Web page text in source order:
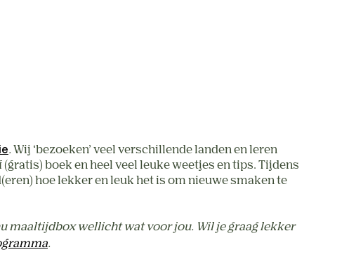
. Wij ‘bezoeken’ veel verschillende landen en leren
boek en heel veel leuke weetjes en tips. Tijdens
hoe lekker en leuk het is om nieuwe smaken te
maaltijdbox wellicht wat voor jou. Wil je graag lekker
.